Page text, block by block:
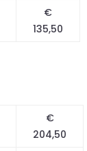
€
135,50
€
204,50